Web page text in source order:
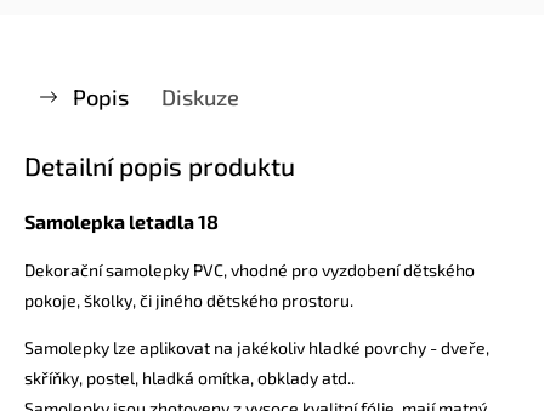
Popis Diskuze
Detailní popis produktu
Samolepka letadla 18
Dekorační samolepky PVC, vhodné pro vyzdobení dětského
pokoje, školky, či jiného dětského prostoru.
Samolepky lze aplikovat na jakékoliv hladké povrchy - dveře,
skříňky, postel, hladká omítka, obklady atd..